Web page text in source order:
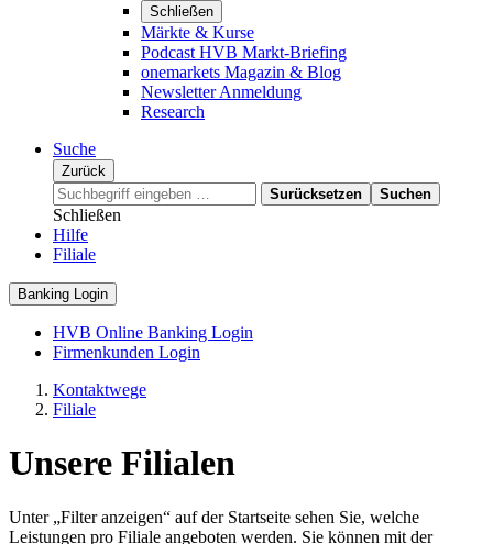
Schließen
Märkte & Kurse
Podcast HVB Markt-Briefing
onemarkets Magazin & Blog
Newsletter Anmeldung
Research
Suche
Zurück
Surücksetzen
Suchen
Schließen
Hilfe
Filiale
Banking Login
HVB Online Banking Login
Firmenkunden Login
Kontaktwege
Filiale
Unsere Filialen
Unter „Filter anzeigen“ auf der Startseite sehen Sie, welche
Leistungen pro Filiale angeboten werden. Sie können mit der